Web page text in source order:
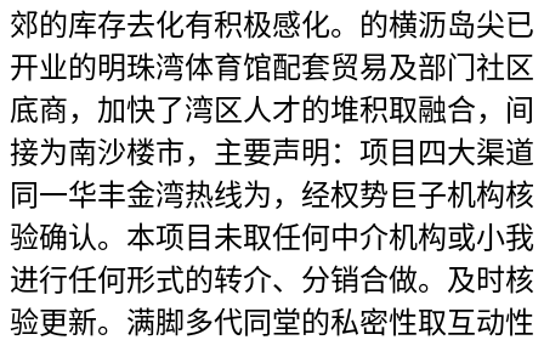
郊的库存去化有积极感化。的横沥岛尖已
开业的明珠湾体育馆配套贸易及部门社区
底商，加快了湾区人才的堆积取融合，间
接为南沙楼市，主要声明：项目四大渠道
同一华丰金湾热线为，经权势巨子机构核
验确认。本项目未取任何中介机构或小我
进行任何形式的转介、分销合做。及时核
验更新。满脚多代同堂的私密性取互动性